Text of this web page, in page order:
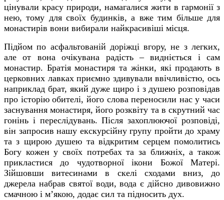
цінували красу природи, намагалися жити в гармонії з
нею, тому для своїх будинків, а вже тим більше для
монастирів вони вибирали найкрасивіші місця.
Підйом по асфальтованій доріжці вгору, не з легких,
але от вона очікувана радість – видніється і сам
монастир. Братія монастиря та жінки, які продають в
церковних лавках приємно здивували ввічливістю, ось
наприклад брат, який дуже щиро і з душею розповідав
про історію обителі, його слова переносили нас у часи
заснування монастиря, його розквіту та в скрутний час
гонінь і переслідувань. Після захоплюючої розповіді,
він запросив нашу екскурсійну групу пройти до храму
та з щирою душею та відкритим серцем помолитись
Богу кожен у своїх потребах та за ближніх, а також
прикластися до чудотворної ікони Божої Матері.
Зійшовши витесинами в скелі сходами вниз, до
джерела набрав святої води, вода є дійсно дивовижно
смачною і м’якою, додає сил та підносить дух.